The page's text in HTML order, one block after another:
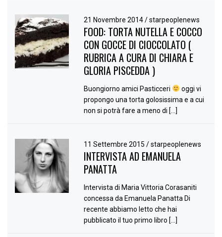
21 Novembre 2014/ starpeoplenews
FOOD: TORTA NUTELLA E COCCO
CON GOCCE DI CIOCCOLATO (
RUBRICA A CURA DI CHIARA E
GLORIA PISCEDDA )
Buongiorno amici Pasticceri
oggi vi
propongo una torta golosissima e a cui
non si potrà fare a meno di […]
11 Settembre 2015/ starpeoplenews
INTERVISTA AD EMANUELA
PANATTA
Intervista di Maria Vittoria Corasaniti
concessa da Emanuela Panatta Di
recente abbiamo letto che hai
pubblicato il tuo primo libro […]